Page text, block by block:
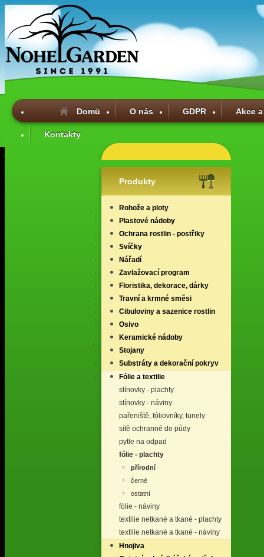
Domů O nás GDPR Akce
Kontakty
Produkty
Rohože a ploty
Plastové nádoby
Ochrana rostlin - postřiky
Svíčky
Nářadí
Zavlažovací program
Floristika, dekorace, dárky
Travní a krmné směsi
Cibuloviny a sazenice rostlin
Osivo
Keramické nádoby
Stojany
Substráty a dekorační pokryv
Fólie a textilie
stínovky - plachty
stínovky - náviny
pařeniště, fóliovníky, tunely
sítě ochranné do půdy
pytle na odpad
fólie - plachty
přírodní
černé
ostatní
fólie - náviny
textilie netkané a tkané - plachty
textilie netkané a tkané - náviny
Hnojiva